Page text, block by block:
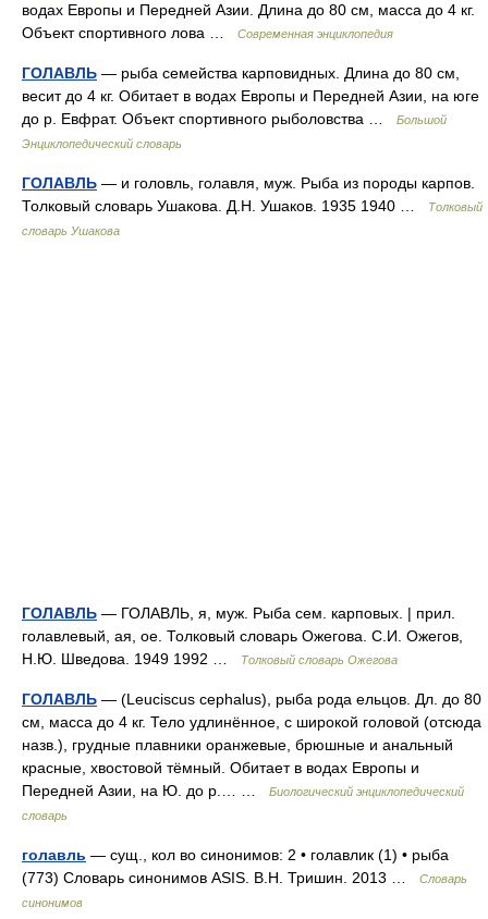
водах Европы и Передней Азии. Длина до 80 см, масса до 4 кг.
Объект спортивного лова …
Современная энциклопедия
ГОЛАВЛЬ — рыба семейства карповидных. Длина до 80 см,
весит до 4 кг. Обитает в водах Европы и Передней Азии, на юге
до р. Евфрат. Объект спортивного рыболовства …
Большой
Энциклопедический словарь
ГОЛАВЛЬ — и головль, голавля, муж. Рыба из породы карпов.
Толковый словарь Ушакова. Д.Н. Ушаков. 1935 1940 …
Толковый
словарь Ушакова
ГОЛАВЛЬ — ГОЛАВЛЬ, я, муж. Рыба сем. карповых. | прил.
голавлевый, ая, ое. Толковый словарь Ожегова. С.И. Ожегов,
Н.Ю. Шведова. 1949 1992 …
Толковый словарь Ожегова
ГОЛАВЛЬ — (Leuciscus cephalus), рыба рода ельцов. Дл. до 80
см, масса до 4 кг. Тело удлинённое, с широкой головой (отсюда
назв.), грудные плавники оранжевые, брюшные и анальный
красные, хвостовой тёмный. Обитает в водах Европы и
Передней Азии, на Ю. до р.… …
Биологический энциклопедический
словарь
голавль — сущ., кол во синонимов: 2 • голавлик (1) • рыба
(773) Словарь синонимов ASIS. В.Н. Тришин. 2013 …
Словарь
синонимов